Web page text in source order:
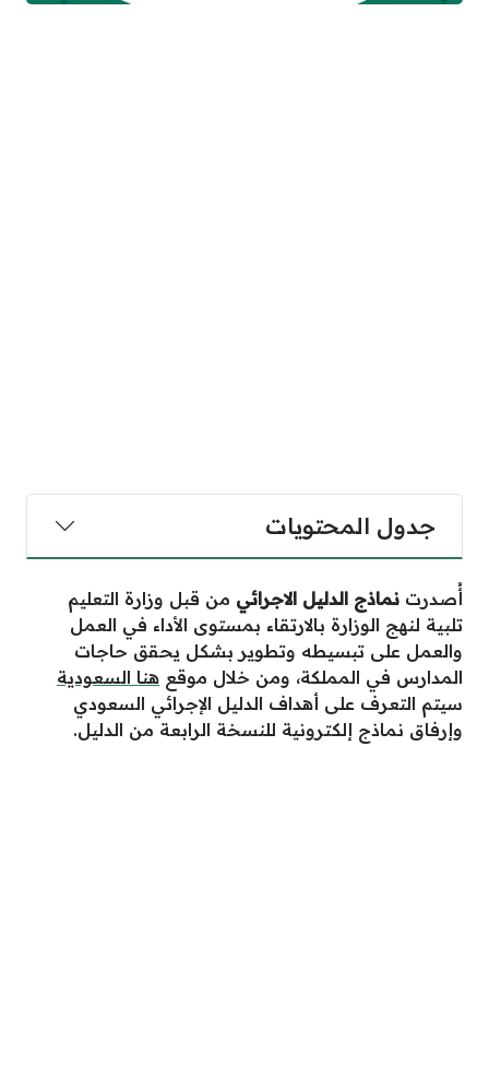
جدول المحتويات
أُصدرت نماذج الدليل الاجرائي من قبل وزارة التعليم
تلبية لنهج الوزارة بالارتقاء بمستوى الأداء في العمل
والعمل على تبسيطه وتطوير بشكل يحقق حاجات
المدارس في المملكة، ومن خلال موقع هنا السعودية
سيتم التعرف على أهداف الدليل الإجرائي السعودي
وإرفاق نماذج إلكترونية للنسخة الرابعة من الدليل.